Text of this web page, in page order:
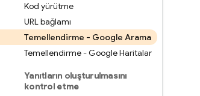
Kod yürütme
URL bağlamı
Temellendirme - Google Arama
Temellendirme - Google Haritalar
Yanıtların oluşturulmasını
kontrol etme